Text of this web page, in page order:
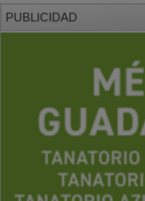
PUBLICIDAD